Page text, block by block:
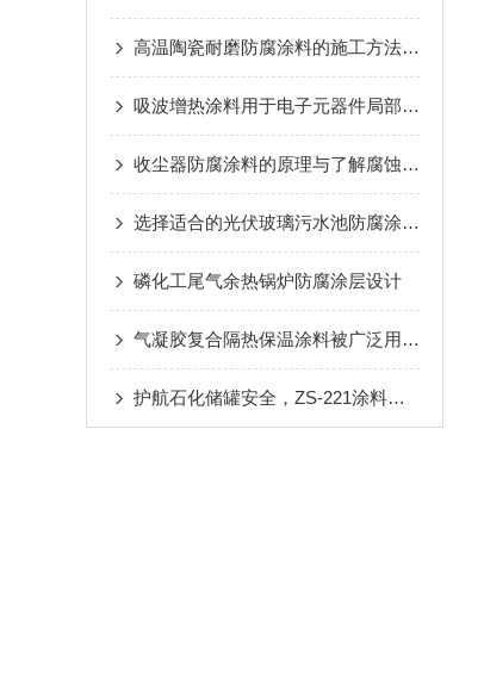
高温陶瓷耐磨防腐涂料的施工方法详细介绍
吸波增热涂料用于电子元器件局部热管理的可行性探索
收尘器防腐涂料的原理与了解腐蚀因素与对策
选择适合的光伏玻璃污水池防腐涂料非常重要
磷化工尾气余热锅炉防腐涂层设计
气凝胶复合隔热保温涂料被广泛用于哪些领域？
护航石化储罐安全，ZS-221涂料实现降温防腐双保障